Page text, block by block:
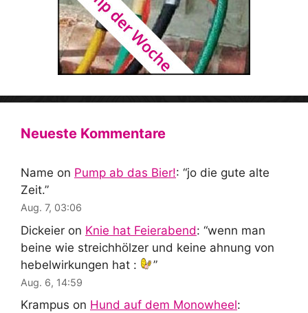
Neueste Kommentare
Name on Pump ab das Bier!: “jo die gute alte
Zeit.”
Aug. 7, 03:06
Dickeier on Knie hat Feierabend: “wenn man
beine wie streichhölzer und keine ahnung von
hebelwirkungen hat :
”
Aug. 6, 14:59
Krampus on Hund auf dem Monowheel: